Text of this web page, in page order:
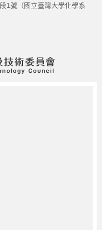
1號（國立臺灣大學化學系